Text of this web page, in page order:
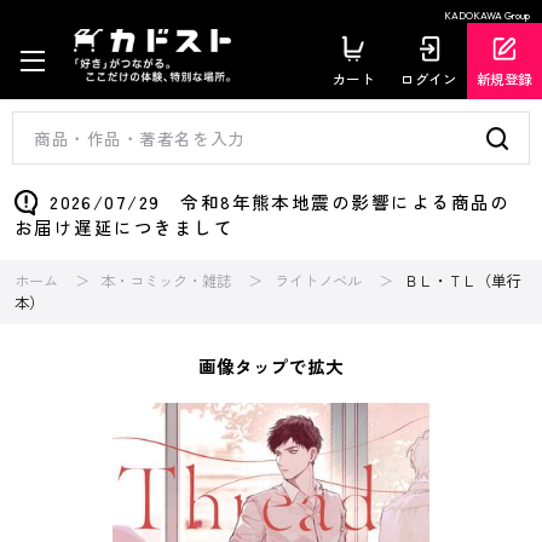
KADOKAWA Group
カート ログイン 新規登録
2026/07/29 令和8年熊本地震の影響による商品の
お届け遅延につきまして
ホーム 本・コミック・雑誌 ライトノベル
ＢＬ・ＴＬ（単行
本）
画像タップで拡大